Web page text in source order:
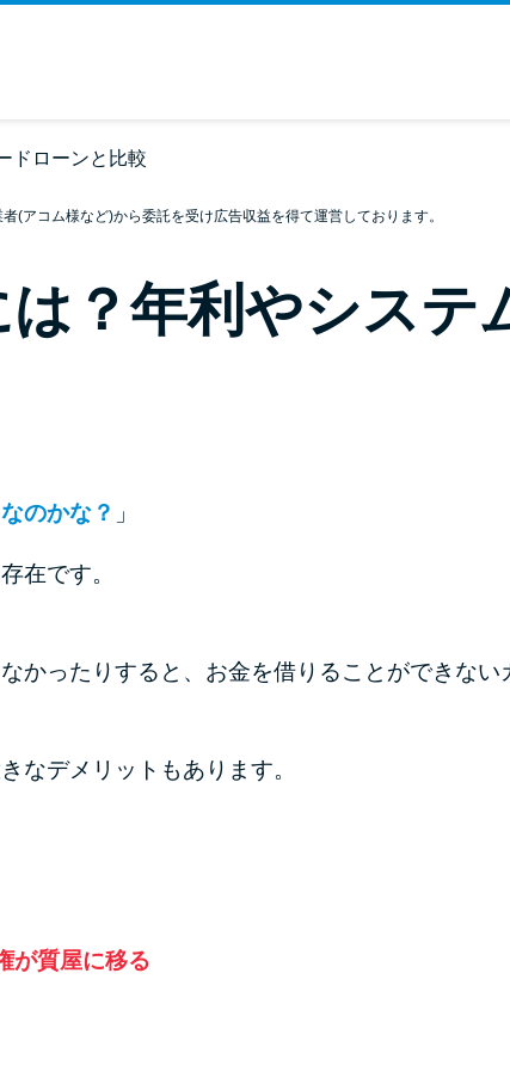
総合人気ランキング
バレずに借りたい
リボ払いをそのま
ドローンと比較
アコム様など)から委託を受け広告収益を得て運営しております。
？年利やシステ
のかな？ 」
在です。
かったりすると、お金を借りることができない
なデメリットもあります。
が質屋に移る